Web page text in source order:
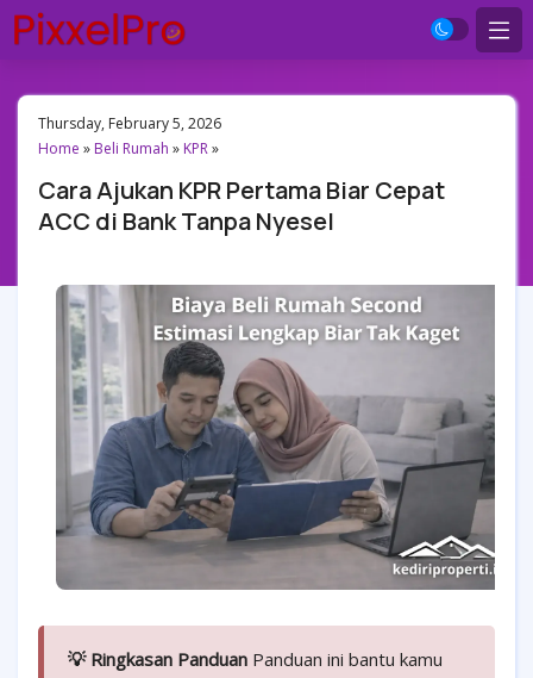
Thursday, February 5, 2026
Home » Beli Rumah » KPR»
Cara Ajukan KPR Pertama Biar Cepat
ACC di Bank Tanpa Nyesel
💡 Ringkasan Panduan Panduan ini bantu kamu